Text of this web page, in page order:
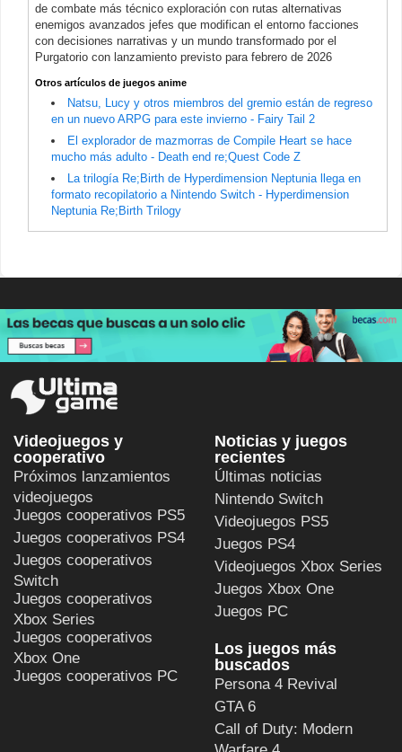
de combate más técnico exploración con rutas alternativas
enemigos avanzados jefes que modifican el entorno facciones
con decisiones narrativas y un mundo transformado por el
Purgatorio con lanzamiento previsto para febrero de 2026
Otros artículos de juegos anime
Natsu, Lucy y otros miembros del gremio están de regreso
en un nuevo ARPG para este invierno - Fairy Tail 2
El explorador de mazmorras de Compile Heart se hace
mucho más adulto - Death end re;Quest Code Z
La trilogía Re;Birth de Hyperdimension Neptunia llega en
formato recopilatorio a Nintendo Switch - Hyperdimension
Neptunia Re;Birth Trilogy
Videojuegos y
cooperativo
Próximos lanzamientos
videojuegos
Juegos cooperativos PS5
Juegos cooperativos PS4
Juegos cooperativos
Switch
Juegos cooperativos
Xbox Series
Juegos cooperativos
Xbox One
Juegos cooperativos PC
Noticias y juegos
recientes
Últimas noticias
Nintendo Switch
Videojuegos PS5
Juegos PS4
Videojuegos Xbox Series
Juegos Xbox One
Juegos PC
Los juegos más
buscados
Persona 4 Revival
GTA 6
Call of Duty: Modern
Warfare 4